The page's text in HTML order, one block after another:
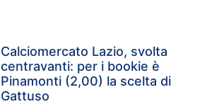
Calciomercato Lazio, svolta
centravanti: per i bookie è
Pinamonti (2,00) la scelta di
Gattuso